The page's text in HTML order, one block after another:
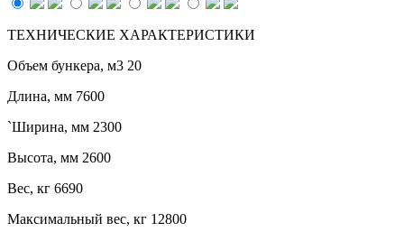
ТЕХНИЧЕСКИЕ ХАРАКТЕРИСТИКИ
Объем бункера, м3 20
Длина, мм 7600
`Ширина, мм 2300
Высота, мм 2600
Вес, кг 6690
Максимальный вес, кг 12800